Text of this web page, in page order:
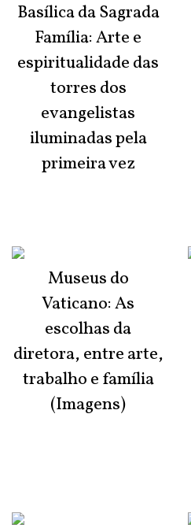
Basílica da Sagrada
Família: Arte e
espiritualidade das
torres dos
evangelistas
iluminadas pela
primeira vez
Museus do
Vaticano: As
escolhas da
diretora, entre arte,
trabalho e família
(Imagens)